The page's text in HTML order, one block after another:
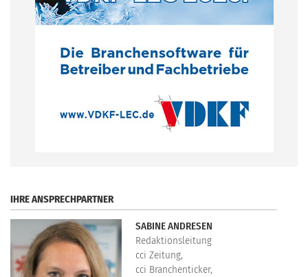
IHRE ANSPRECHPARTNER
SABINE ANDRESEN
Redaktionsleitung
cci Zeitung,
cci Branchenticker,